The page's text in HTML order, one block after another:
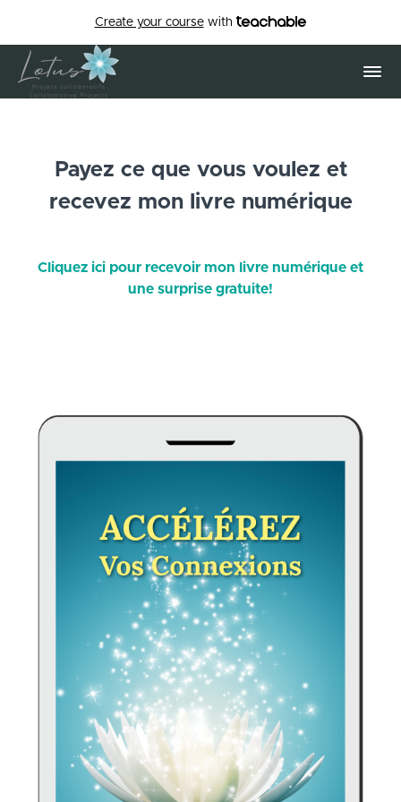
Create your coursewith
Payez ce que vous voulez et
recevez mon livre numérique
Cliquez ici pour recevoir mon livre numérique et
une surprise gratuite!